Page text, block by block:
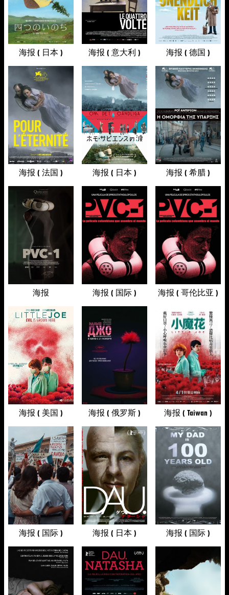
海报 ( 日本 ) 海报 ( 意大利 ) 海报 ( 德国 )
海报 ( 法国 ) 海报 ( 日本 ) 海报 ( 希腊 )
海报 海报 ( 国际 ) 海报 ( 哥伦比亚 )
海报 ( 美国 ) 海报 ( 俄罗斯 ) 海报 ( Taiwan )
海报 ( 国际 ) 海报 ( 日本 ) 海报 ( 国际 )